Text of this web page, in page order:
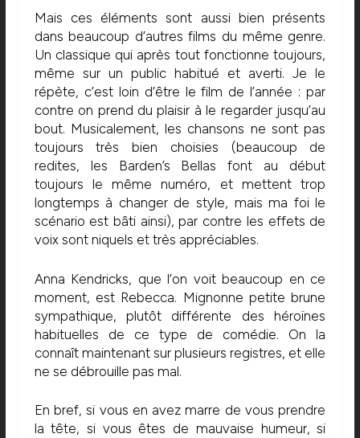
Mais ces éléments sont aussi bien présents
dans beaucoup d’autres films du même genre.
Un classique qui après tout fonctionne toujours,
même sur un public habitué et averti. Je le
répète, c’est loin d’être le film de l’année : par
contre on prend du plaisir à le regarder jusqu’au
bout. Musicalement, les chansons ne sont pas
toujours très bien choisies (beaucoup de
redites, les Barden’s Bellas font au début
toujours le même numéro, et mettent trop
longtemps à changer de style, mais ma foi le
scénario est bâti ainsi), par contre les effets de
voix sont niquels et très appréciables.
Anna Kendricks, que l’on voit beaucoup en ce
moment, est Rebecca. Mignonne petite brune
sympathique, plutôt différente des héroïnes
habituelles de ce type de comédie. On la
connaît maintenant sur plusieurs registres, et elle
ne se débrouille pas mal.
En bref, si vous en avez marre de vous prendre
la tête, si vous êtes de mauvaise humeur, si